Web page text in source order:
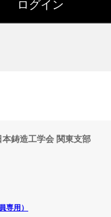
本鋳造工学会 関東支部
専用）